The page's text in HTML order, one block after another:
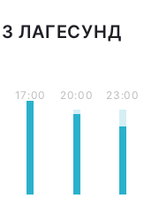
ЛАГЕСУНД
17:00 20:00 23:00